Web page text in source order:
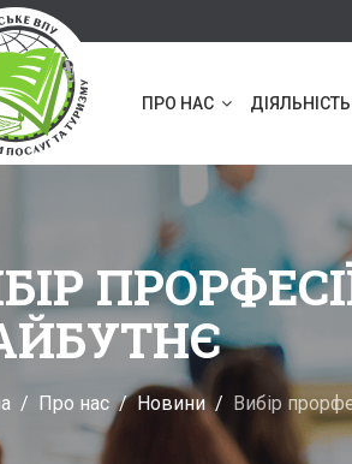
ПРО НАС ДІЯЛЬНІСТЬ
Про нас Новини Вибір